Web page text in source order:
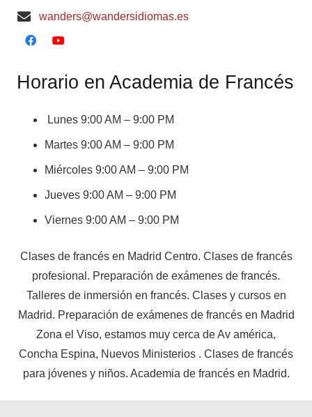
wanders@wandersidiomas.es
Horario en Academia de Francés
Lunes 9:00 AM – 9:00 PM
Martes 9:00 AM – 9:00 PM
Miércoles 9:00 AM – 9:00 PM
Jueves 9:00 AM – 9:00 PM
Viernes 9:00 AM – 9:00 PM
Clases de francés en Madrid Centro. Clases de francés
profesional. Preparación de exámenes de francés.
Talleres de inmersión en francés. Clases y cursos en
Madrid. Preparación de exámenes de francés en Madrid
Zona el Viso, estamos muy cerca de Av américa,
Concha Espina, Nuevos Ministerios . Clases de francés
para jóvenes y niños. Academia de francés en Madrid.